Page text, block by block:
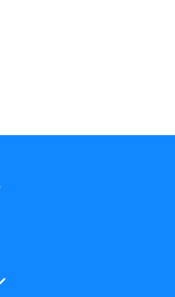
más
por el
todos los gustos.
incorporado un
por su
sus
de las Illes